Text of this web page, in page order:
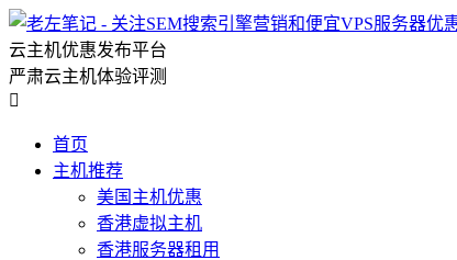
云主机优惠发布平台
严肃云主机体验评测

首页
主机推荐
美国主机优惠
香港虚拟主机
香港服务器租用